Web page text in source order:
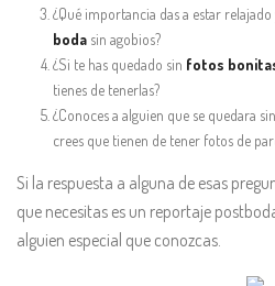
¿Qué importancia das a estar relajado
bodasin agobios?
¿Si te has quedado sin fotos
tienes de tenerlas?
¿Conoces a alguien que se quedara
crees que tienen de tener fotos de
Si la respuesta a alguna de esas
que necesitas es un reportaje
alguien especial que conozcas.